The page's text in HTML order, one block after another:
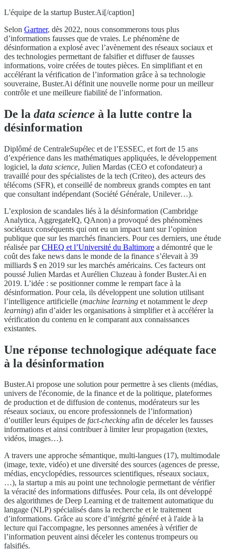
L'équipe de la startup Buster.Ai[/caption]
Selon Gartner, dès 2022, nous consommerons tous plus
d’informations fausses que de vraies. Le phénomène de
désinformation a explosé avec l’avènement des réseaux sociaux et
des technologies permettant de falsifier et diffuser de fausses
informations, voire créées de toutes pièces. En simplifiant et en
accélérant la vérification de l’information grâce à sa technologie
souveraine, Buster.Ai définit une nouvelle norme pour un meilleur
contrôle et une meilleure fiabilité de l’information.
De la data science à la lutte contre la
désinformation
Diplômé de CentraleSupélec et de l’ESSEC, et fort de 15 ans
d’expérience dans les mathématiques appliquées, le développement
logiciel, la data science, Julien Mardas (CEO et cofondateur) a
travaillé pour des spécialistes de la tech (Criteo), des acteurs des
télécoms (SFR), et conseillé de nombreux grands comptes en tant
que consultant indépendant (Société Générale, Unilever…).
L’explosion de scandales liés à la désinformation (Cambridge
Analytica, AggregateIQ, QAnon) a provoqué des phénomènes
sociétaux conséquents qui ont eu un impact tant sur l’opinion
publique que sur les marchés financiers. Pour ces derniers, une étude
réalisée parCHEQ et l’Université du Baltimore a démontré que le
coût des fake news dans le monde de la finance s’élevait à 39
milliards $ en 2019 sur les marchés américains. Ces facteurs ont
poussé Julien Mardas et Aurélien Cluzeau à fonder Buster.Ai en
2019. L’idée : se positionner comme le rempart face à la
désinformation. Pour cela, ils développent une solution utilisant
l’intelligence artificielle (machine learning et notamment le deep
learning) afin d’aider les organisations à simplifier et à accélérer la
vérification du contenu en le comparant aux connaissances
existantes.
Une réponse technologique adéquate face
à la désinformation
Buster.Ai propose une solution pour permettre à ses clients (médias,
univers de l'économie, de la finance et de la politique, plateformes
de production et de diffusion de contenus, modérateurs sur les
réseaux sociaux, ou encore professionnels de l’information)
d’outiller leurs équipes de fact-checking afin de déceler les fausses
informations et ainsi contribuer à limiter leur propagation (textes,
vidéos, images…).
A travers une approche sémantique, multi-langues (17), multimodale
(image, texte, vidéo) et une diversité des sources (agences de presse,
médias, encyclopédies, ressources scientifiques, réseaux sociaux,
…), la startup a mis au point une technologie permettant de vérifier
la véracité des informations diffusées. Pour cela, ils ont développé
des algorithmes de Deep Learning et de traitement automatique du
langage (NLP) spécialisés dans la recherche et le traitement
d’informations. Grâce au score d’intégrité généré et à l'aide à la
lecture qui l'accompagne, les personnes amenées à vérifier de
l’information peuvent ainsi déceler les contenus trompeurs ou
falsifiés.